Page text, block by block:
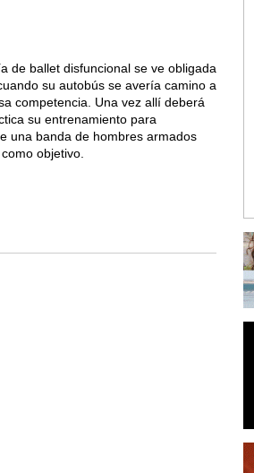
de ballet disfuncional se ve obligada
su autobús se avería camino a
competencia. Una vez allí deberá
su entrenamiento para
una banda de hombres armados
objetivo.